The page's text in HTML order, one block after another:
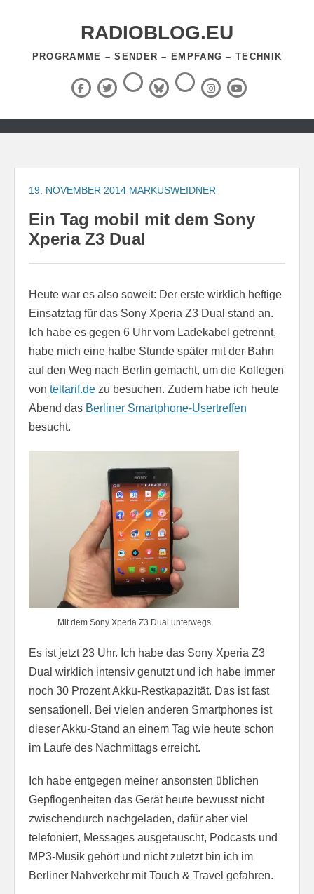
RADIOBLOG.EU
PROGRAMME – SENDER – EMPFANG – TECHNIK
Facebook
X
(Twitter)
ThreadsBlueSky
RSS-
Feed InstagramYouTube
Zum
springen
19. NOVEMBER 2014 MARKUSWEIDNER
Ein Tag mobil mit dem Sony
Xperia Z3 Dual
Heute war es also soweit: Der erste wirklich heftige
Einsatztag für das Sony Xperia Z3 Dual stand an.
Ich habe es gegen 6 Uhr vom Ladekabel getrennt,
habe mich eine halbe Stunde später mit der Bahn
auf den Weg nach Berlin gemacht, um die Kollegen
von teltarif.de zu besuchen. Zudem habe ich heute
Abend das Berliner Smartphone-Usertreffen
besucht.
Mit dem Sony Xperia Z3 Dual unterwegs
Es ist jetzt 23 Uhr. Ich habe das Sony Xperia Z3
Dual wirklich intensiv genutzt und ich habe immer
noch 30 Prozent Akku-Restkapazität. Das ist fast
sensationell. Bei vielen anderen Smartphones ist
dieser Akku-Stand an einem Tag wie heute schon
im Laufe des Nachmittags erreicht.
Ich habe entgegen meiner ansonsten üblichen
Gepflogenheiten das Gerät heute bewusst nicht
zwischendurch nachgeladen, dafür aber viel
telefoniert, Messages ausgetauscht, Podcasts und
MP3-Musik gehört und nicht zuletzt bin ich im
Berliner Nahverkehr mit Touch & Travel gefahren.